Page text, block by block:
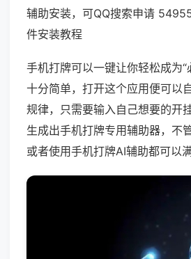
辅助安装，可QQ搜索申请
件安装教程
手机打牌可以一键让你轻松成为“
十分简单，打开这个应用便可以
规律，只需要输入自己想要的开
生成出手机打牌专用辅助器，不
或者使用手机打牌AI辅助都可以满